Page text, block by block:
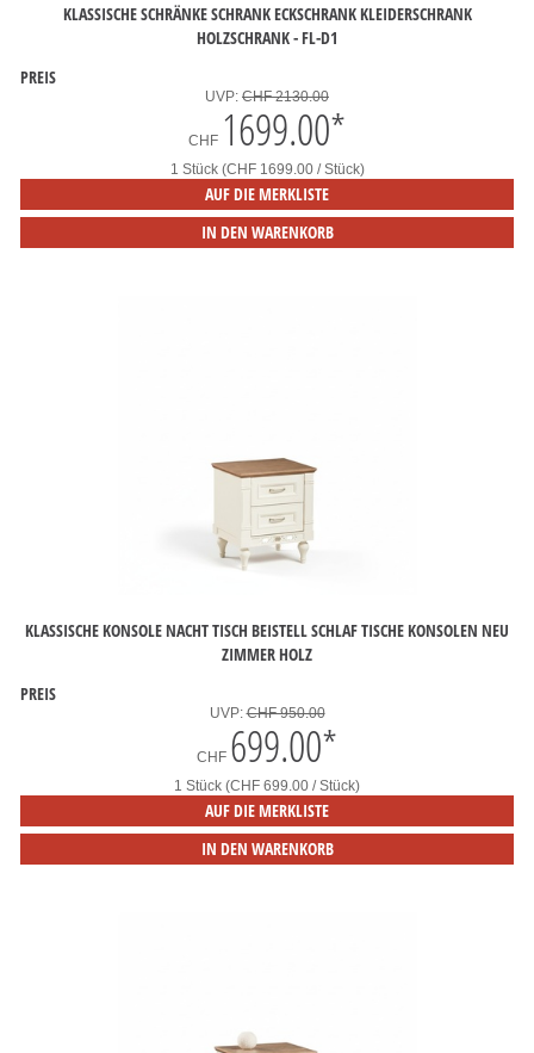
KLASSISCHE SCHRÄNKE SCHRANK ECKSCHRANK KLEIDERSCHRANK
HOLZSCHRANK - FL-D1
PREIS
UVP: CHF 2130.00
CHF 1699.00*
1 Stück (CHF 1699.00 / Stück)
AUF DIE MERKLISTE
IN DEN WARENKORB
KLASSISCHE KONSOLE NACHT TISCH BEISTELL SCHLAF TISCHE KONSOLEN NEU
ZIMMER HOLZ
PREIS
UVP:CHF 950.00
CHF 699.00*
1 Stück (CHF 699.00 / Stück)
AUF DIE MERKLISTE
IN DEN WARENKORB